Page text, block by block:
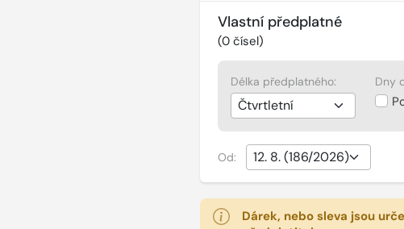
Vlastní předplatné
(0čísel)
Délka předplatného: Dny
Od:
Dárek, nebo sleva jsou